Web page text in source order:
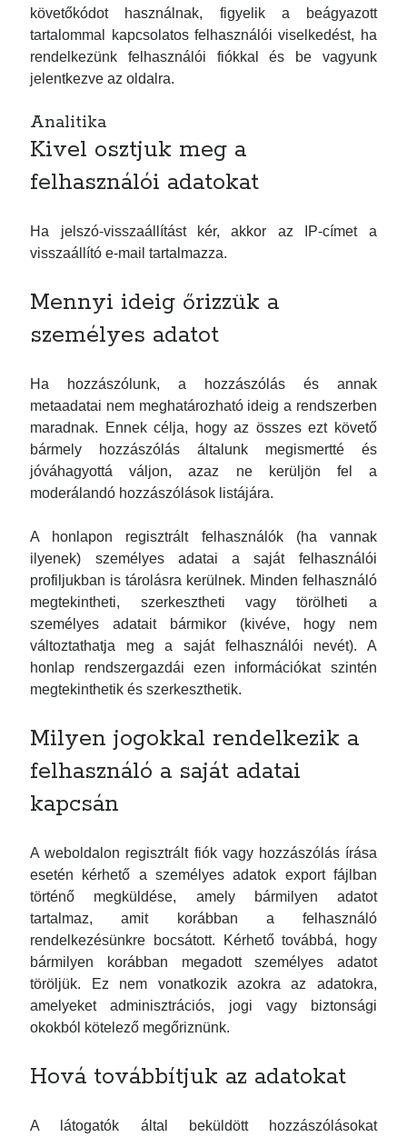
követőkódot használnak, figyelik a beágyazott
tartalommal kapcsolatos felhasználói viselkedést, ha
rendelkezünk felhasználói fiókkal és be vagyunk
jelentkezve az oldalra.
Analitika
Kivel osztjuk meg a
felhasználói adatokat
Ha jelszó-visszaállítást kér, akkor az IP-címet a
visszaállító e-mail tartalmazza.
Mennyi ideig őrizzük a
személyes adatot
Ha hozzászólunk, a hozzászólás és annak
metaadatai nem meghatározható ideig a rendszerben
maradnak. Ennek célja, hogy az összes ezt követő
bármely hozzászólás általunk megismertté és
jóváhagyottá váljon, azaz ne kerüljön fel a
moderálandó hozzászólások listájára.
A honlapon regisztrált felhasználók (ha vannak
ilyenek) személyes adatai a saját felhasználói
profiljukban is tárolásra kerülnek. Minden felhasználó
megtekintheti, szerkesztheti vagy törölheti a
személyes adatait bármikor (kivéve, hogy nem
változtathatja meg a saját felhasználói nevét). A
honlap rendszergazdái ezen információkat szintén
megtekinthetik és szerkeszthetik.
Milyen jogokkal rendelkezik a
felhasználó a saját adatai
kapcsán
A weboldalon regisztrált fiók vagy hozzászólás írása
esetén kérhető a személyes adatok export fájlban
történő megküldése, amely bármilyen adatot
tartalmaz, amit korábban a felhasználó
rendelkezésünkre bocsátott. Kérhető továbbá, hogy
bármilyen korábban megadott személyes adatot
töröljük. Ez nem vonatkozik azokra az adatokra,
amelyeket adminisztrációs, jogi vagy biztonsági
okokból kötelező megőriznünk.
Hová továbbítjuk az adatokat
A látogatók által beküldött hozzászólásokat